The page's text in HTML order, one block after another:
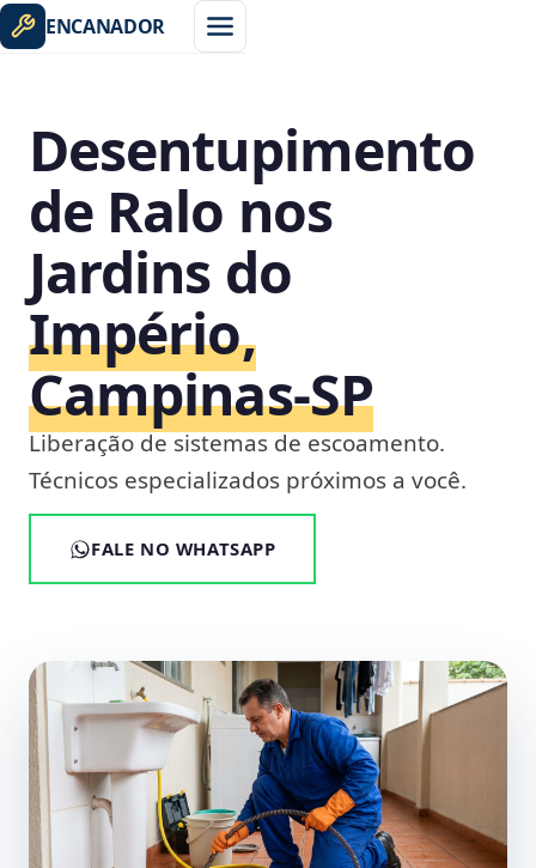
ENCANADOR
Desentupimento
de Ralo nos
Jardins do
Império,
Campinas‑SP
Liberação de sistemas de escoamento.
Técnicos especializados próximos a você.
FALE NO WHATSAPP